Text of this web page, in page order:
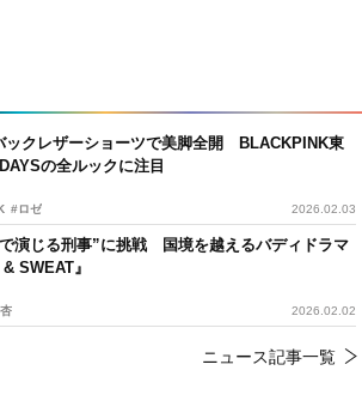
ックレザーショーツで美脚全開 BLACKPINK東
の全ルックに注目
#ロゼ 2026.02.03
演じる刑事”に挑戦 国境を越えるバディドラマ
& SWEAT』
2026.02.02
ニュース記事一覧